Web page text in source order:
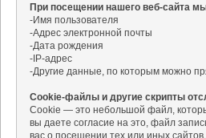
При посещении нашего веб-сайта
-Имя пользователя
-Адрес электронной почты
-Дата рождения
-IP-адрес
-Другие данные, по которым можно
Cookie-файлы и другие скрипты
Cookie — это небольшой файл,
вы даете согласие на это, файл
вас о посещении тех или иных